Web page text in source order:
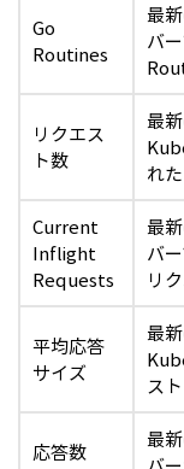
Go
Routines
最
バ
リクエス
ト数
最
れ
Current
Inflight
Requests
最
バ
リ
平均応答
サイズ
最
ス
応答数
最